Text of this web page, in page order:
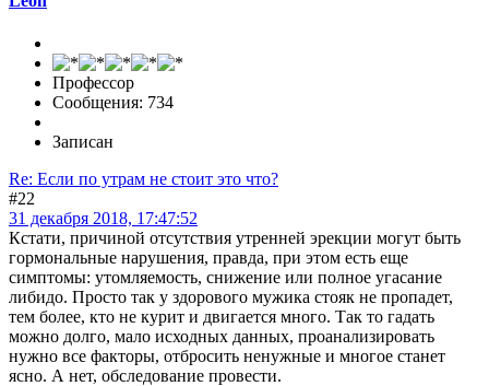
Профессор
Сообщения: 734
Записан
Re: Если по утрам не стоит это что?
#22
31 декабря 2018, 17:47:52
Кстати, причиной отсутствия утренней эрекции могут быть
гормональные нарушения, правда, при этом есть еще
симптомы: утомляемость, снижение или полное угасание
либидо. Просто так у здорового мужика стояк не пропадет,
тем более, кто не курит и двигается много. Так то гадать
можно долго, мало исходных данных, проанализировать
нужно все факторы, отбросить ненужные и многое станет
ясно. А нет, обследование провести.